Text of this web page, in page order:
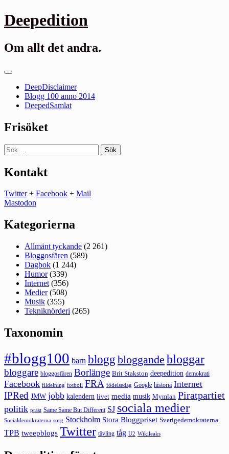
Gå
till
Deepedition
Om allt det andra.
Primär
DeepDisclaimer
Blogg 100 anno 2014
DeepedSamlat
Frisöket
Sök
efter:
Kontakt
Twitter+ Facebook + Mail
Mastodon
Kategorierna
Allmänt tyckande (2 261)
Bloggosfären (589)
Dagbok (1 244)
Humor(339)
Internet (356)
Medier(508)
Musik (355)
Tekniknörderi (265)
Taxonomin
#blogg100 barn blogg bloggande bloggar
bloggare bloggosfären Borlänge Brit Stakston deepedition demokrati
Facebook fildelning fotboll FRA födelsedag Google historia Internet
IPRed JMW jobb kalendern livet media musik Mymlan Piratpartiet
politik präst Same Same But Different SJ sociala medier
Socialdemokraterna sorg Stockholm Stora Bloggpriset Sverigedemokraterna
TPB tweepblogs Twitter tävling tåg U2 Wikileaks